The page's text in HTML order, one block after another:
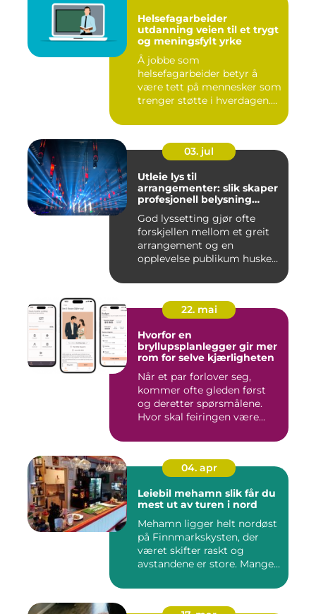
Helsefagarbeider
utdanning veien til et trygt
og meningsfylt yrke
Å jobbe som
helsefagarbeider betyr å
være tett på mennesker som
trenger støtte i hverdagen.
03. jul
Utleie lys til
arrangementer: slik skaper
profesjonell belysning
God lyssetting gjør ofte
forskjellen mellom et greit
arrangement og en
opplevelse publikum husker
22. mai
Hvorfor en
bryllupsplanlegger gir mer
rom for selve kjærligheten
Når et par forlover seg,
kommer ofte gleden først
og deretter spørsmålene.
Hvor skal feiringen være...
04. apr
Leiebil mehamn slik får du
mest ut av turen i nord
Mehamn ligger helt nordøst
på Finnmarkskysten, der
været skifter raskt og
avstandene er store. Mange...